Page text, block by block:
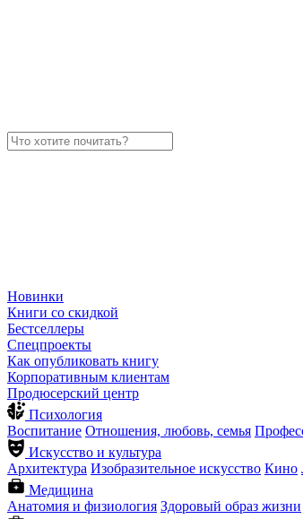
Новинки
Книги со скидкой
Бестселлеры
Спецпроекты
Как опубликовать книгу
Корпоративным клиентам
Продюсерский центр
Психология
Воспитание Отношения, любовь, семья
Искусство и культура
Архитектура Изобразительное искусство Кино
Медицина
Анатомия и физиология Здоровый образ жизни